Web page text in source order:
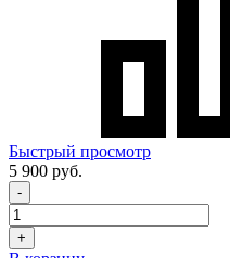
Быстрый просмотр
5 900 руб.
-
+